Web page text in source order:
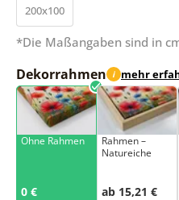
200x100
*Die Maßangaben sind in
Dekorrahmen i mehr
Ohne Rahmen
0 €
Rahmen –
Natureiche
ab 15,21 €